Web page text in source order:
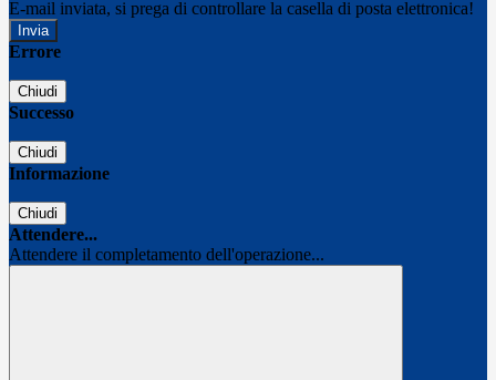
E-mail inviata, si prega di controllare la casella di posta elettronica!
Errore
Chiudi
Successo
Chiudi
Informazione
Chiudi
Attendere...
Attendere il completamento dell'operazione...